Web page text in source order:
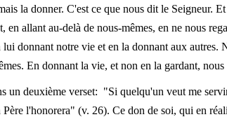
la donner. C'est ce que nous dit le Seigneur.
en allant au-delà de nous-mêmes, en ne nous
donnant notre vie et en la donnant aux autres.
En donnant la vie, et non en la gardant,
un deuxième verset: "Si quelqu'un veut me
l'honorera" (v. 26). Ce don de soi, qui en